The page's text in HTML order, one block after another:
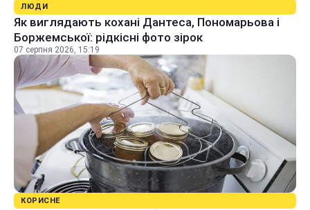
ЛЮДИ
Як виглядають кохані Дантеса, Пономарьова і
Боржемської: рідкісні фото зірок
07 серпня 2026, 15:19
КОРИСНЕ